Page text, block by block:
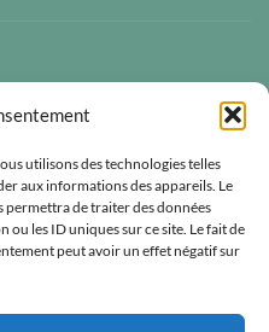
utilisons des technologies telles
aux informations des appareils. Le
permettra de traiter des données
les ID uniques sur ce site. Le fait de
peut avoir un effet négatif sur